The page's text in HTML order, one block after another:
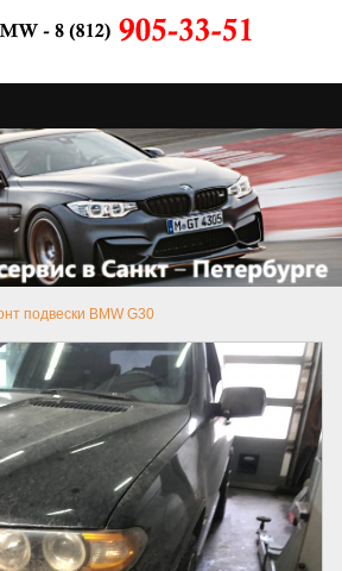
подвески BMW G30